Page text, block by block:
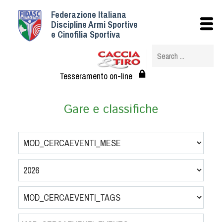
Federazione Italiana
Discipline Armi Sportive
e Cinofilia Sportiva
Tesseramento on-line
Gare e classifiche
Istituzionale
Struttura
Albo Veterinari federali
Tesseramento e Affiliazioni
Circolari
Federazione Trasparente
Convenzioni
Società
Tesserati